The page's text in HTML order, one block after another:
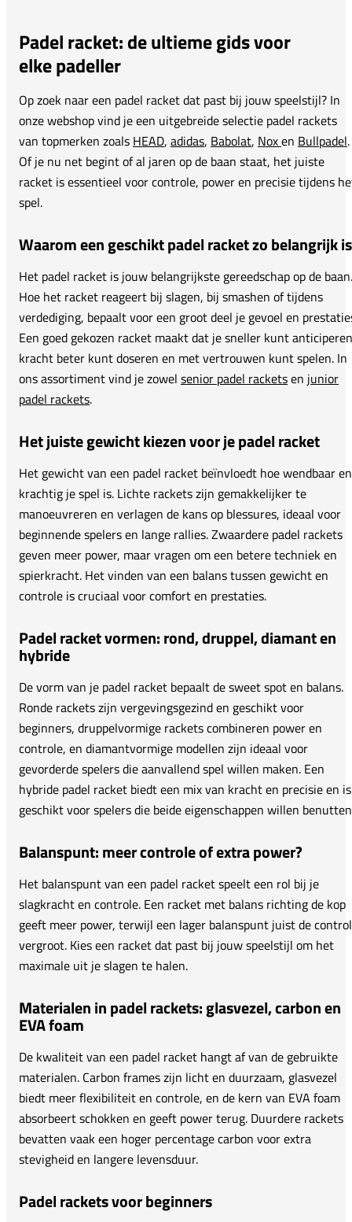
Padel racket: de ultieme gids voor
elke padeller
Op zoek naar een padel racket dat past bij jouw speelstijl? In
onze webshop vind je een uitgebreide selectie padel rackets
van topmerken zoals HEAD, adidas, Babolat, Noxen Bullpadel.
Of je nu net begint of al jaren op de baan staat, het juiste
racket is essentieel voor controle, power en precisie tijdens
spel.
Waarom een geschikt padel racket zo belangrijk is
Het padel racket is jouw belangrijkste gereedschap op de baan.
Hoe het racket reageert bij slagen, bij smashen of tijdens
verdediging, bepaalt voor een groot deel je gevoel en
Een goed gekozen racket maakt dat je sneller kunt
kracht beter kunt doseren en met vertrouwen kunt spelen. In
ons assortiment vind je zowel senior padel racketsen junior
padel rackets.
Het juiste gewicht kiezen voor je padel racket
Het gewicht van een padel racket beïnvloedt hoe wendbaar en
krachtig je spel is. Lichte rackets zijn gemakkelijker te
manoeuvreren en verlagen de kans op blessures, ideaal voor
beginnende spelers en lange rallies. Zwaardere padel rackets
geven meer power, maar vragen om een betere techniek en
spierkracht. Het vinden van een balans tussen gewicht en
controle is cruciaal voor comfort en prestaties.
Padel racket vormen: rond, druppel, diamant en
hybride
De vorm van je padel racket bepaalt de sweet spot en balans.
Ronde rackets zijn vergevingsgezind en geschikt voor
beginners, druppelvormige rackets combineren power en
controle, en diamantvormige modellen zijn ideaal voor
gevorderde spelers die aanvallend spel willen maken. Een
hybride padel racket biedt een mix van kracht en precisie en is
geschikt voor spelers die beide eigenschappen willen
Balanspunt: meer controle of extra power?
Het balanspunt van een padel racket speelt een rol bij je
slagkracht en controle. Een racket met balans richting de kop
geeft meer power, terwijl een lager balanspunt juist de
vergroot. Kies een racket dat past bij jouw speelstijl om het
maximale uit je slagen te halen.
Materialen in padel rackets: glasvezel, carbon en
EVA foam
De kwaliteit van een padel racket hangt af van de gebruikte
materialen. Carbon frames zijn licht en duurzaam, glasvezel
biedt meer flexibiliteit en controle, en de kern van EVA foam
absorbeert schokken en geeft power terug. Duurdere rackets
bevatten vaak een hoger percentage carbon voor extra
stevigheid en langere levensduur.
Padel rackets voor beginners